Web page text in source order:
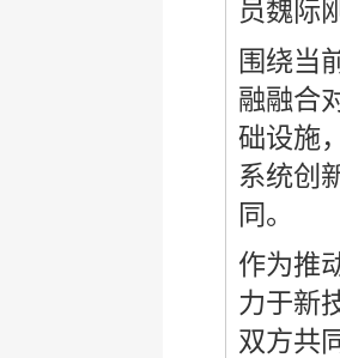
员魏际
围绕当
融融合
础设施
系统创
同。
作为推
力于新
双方共